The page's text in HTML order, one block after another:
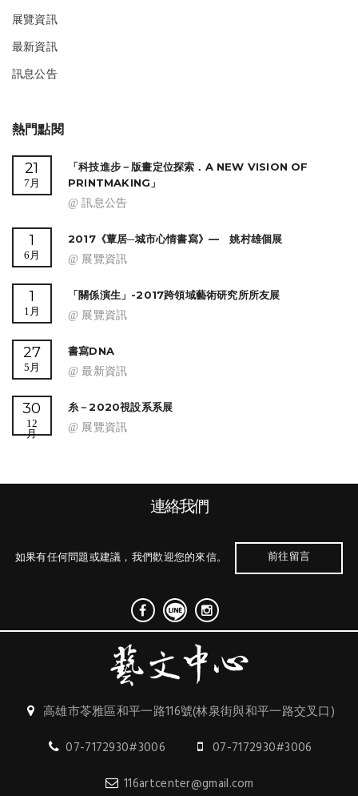
展覽資訊
最新資訊
訊息公告
熱門點閱
21
7月
「科技進步－版畫定位探索．A NEW VISION OF
PRINTMAKING」
@ 訊息公告
1
6月
2017《蕈居─城市心情書寫》— 姚村雄個展
@ 展覽資訊
1
1月
「關係演生」-2017跨領域藝術研究所所友展
@ 展覽資訊
27
5月
書寫DNA
@ 最新資訊
30
12
月
糸－2020視設系系展
@ 展覽資訊
連絡我們
如果有任何問題或建議，我們歡迎您的來信。 前往留言
高雄市苓雅區和平一路116號(林泉街與和平一路交叉口)
07-7172930#3006
07-7172930#3006
116artcenter@gmail.com